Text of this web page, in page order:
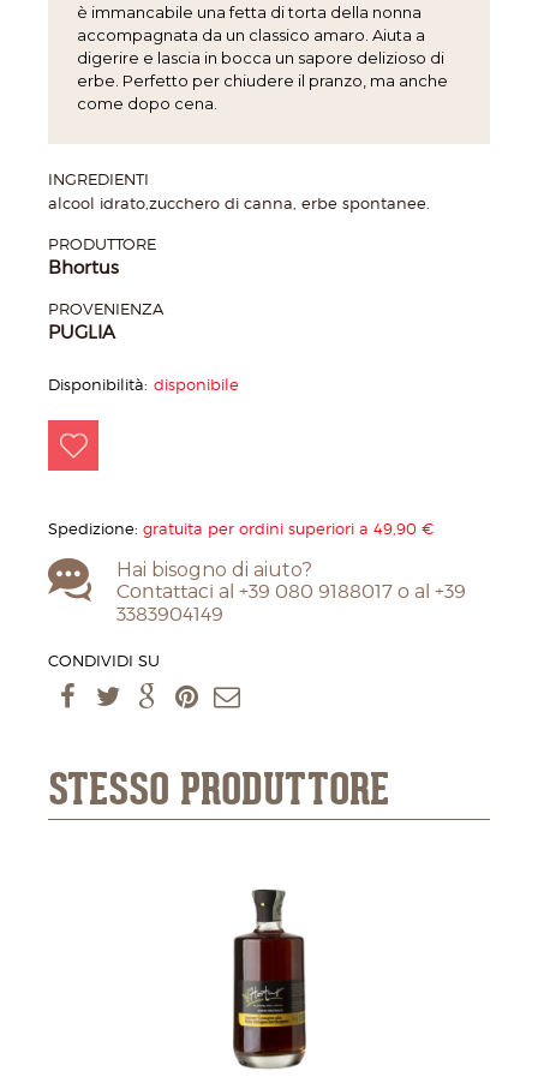
è immancabile una fetta di torta della nonna
accompagnata da un classico amaro. Aiuta a
digerire e lascia in bocca un sapore delizioso di
erbe. Perfetto per chiudere il pranzo, ma anche
come dopo cena.
INGREDIENTI
alcool idrato,zucchero di canna, erbe spontanee.
PRODUTTORE
Bhortus
PROVENIENZA
PUGLIA
Disponibilità: disponibile
Spedizione: gratuita per ordini superiori a 49,90 €
Hai bisogno di aiuto?
Contattaci al +39 080 9188017 o al +39
3383904149
CONDIVIDI SU
STESSO PRODUTTORE